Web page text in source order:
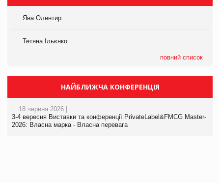
Яна Олентир
Тетяна Ільєнко
повний список
НАЙБЛИЖЧА КОНФЕРЕНЦІЯ
18 червня 2026 |
3-4 вересня Виставки та конференції PrivateLabel&FMCG Master-
2026: Власна марка - Власна перевага